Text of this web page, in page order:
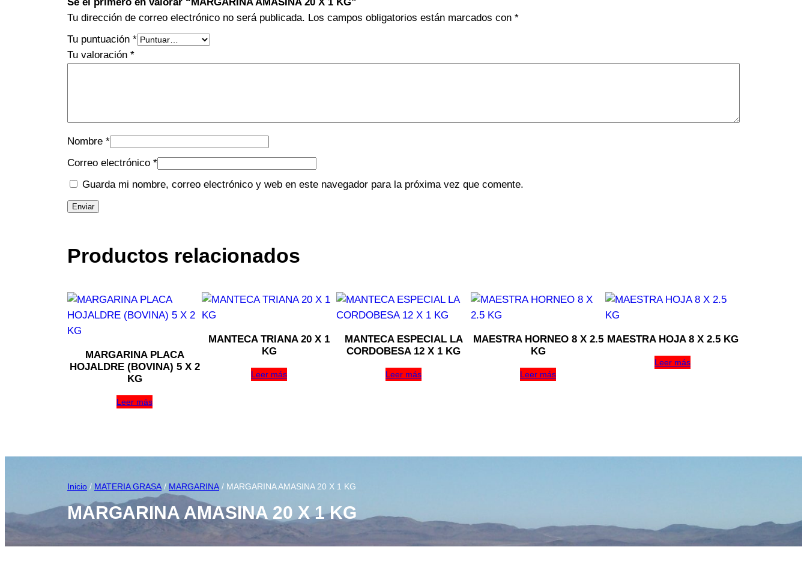
Tu dirección de correo electrónico no será publicada. Los campos obligatorios están marcados con *
Tu puntuación *
Tu valoración *
Nombre *
Correo electrónico *
Guarda mi nombre, correo electrónico y web en este navegador para la próxima vez que comente.
Productos relacionados
MARGARINA PLACA
HOJALDRE (BOVINA) 5 X 2
KG
Leer más
MANTECA TRIANA 20 X 1
KG
Leer más
MANTECA ESPECIAL LA
CORDOBESA 12 X 1 KG
Leer más
MAESTRA HORNEO 8 X 2.5
KG
Leer más
MAESTRA HOJA 8 X 2.5 KG
Leer más
Inicio / MATERIA GRASA / MARGARINA / MARGARINA AMASINA 20 X 1 KG
MARGARINA AMASINA 20 X 1 KG